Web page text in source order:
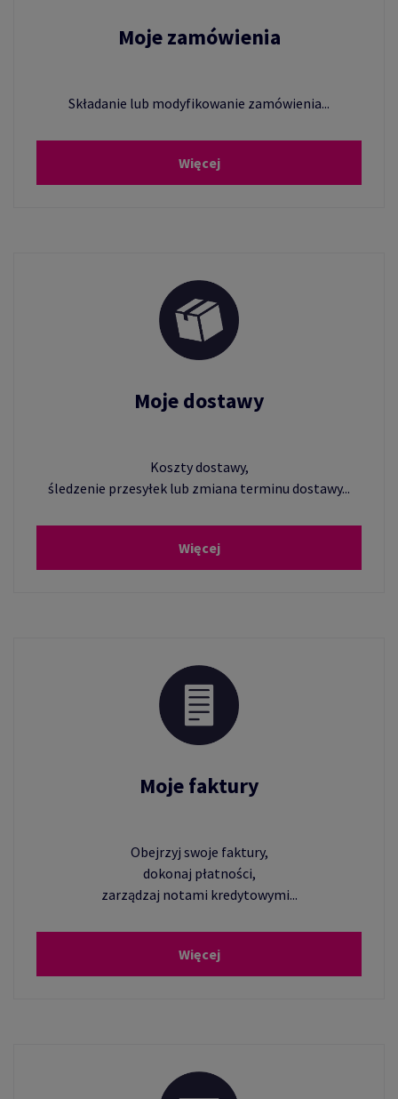
Moje zamówienia
Składanie lub modyfikowanie zamówienia...
Więcej
Moje dostawy
Koszty dostawy,
śledzenie przesyłek lub zmiana terminu dostawy...
Więcej
Moje faktury
Obejrzyj swoje faktury,
dokonaj płatności,
zarządzaj notami kredytowymi...
Więcej